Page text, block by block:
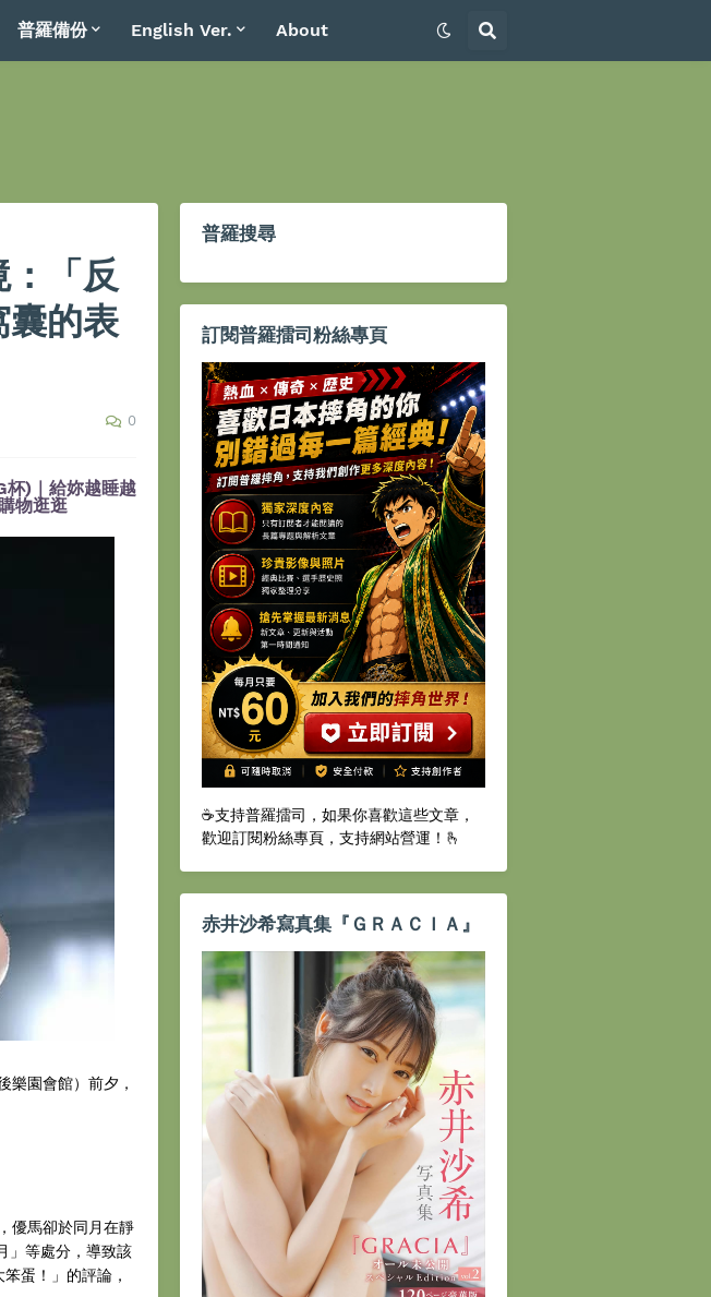
普羅備份 English Ver. About
「反
囊的表
0
杯)｜給妳越睡越
物逛逛
樂園會館）前夕，
優馬卻於同月在靜
」等處分，導致該
蛋！」的評論，
普羅搜尋
訂閱普羅擂司粉絲專頁
☕️支持普羅擂司，如果你喜歡這些文章，
歡迎訂閱粉絲專頁，支持網站營運！🫰
赤井沙希寫真集『ＧＲＡＣＩＡ』